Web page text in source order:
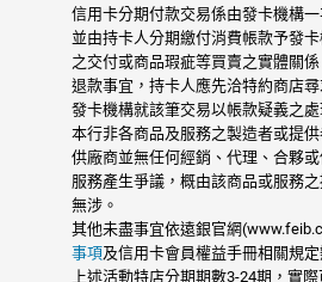
信用卡分期付款交易係由發卡機構
並由持卡人分期繳付消費帳款予發
之交付或商品瑕疵等買賣之實體關
退款事宜，持卡人應先洽特約商店
發卡機構就該筆交易以帳款疑義之處
本行非各商品及服務之製造者或提
供廠商並無任何經銷、代理、合夥
服務產生爭議，概由該商品或服務
無涉。
其他未盡事宜依遠銀官網
事項及信用卡會員權益手冊相關規定
上述活動特店分期期數3-24期，實